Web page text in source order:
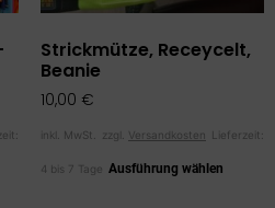
Strickmütze, Receycelt,
Beanie
10,00 €
inkl. MwSt. zzgl. Versandkosten Lieferzeit:
4 bis 7 Tage Ausführung wählen